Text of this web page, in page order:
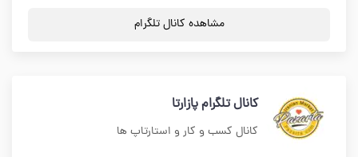
مشاهده کانال تلگرام
کانال تلگرام پازارتا
کانال کسب و کار و استارتاپ ها